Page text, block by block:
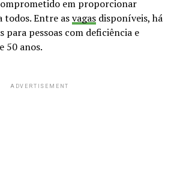
em proporcionar
todos. Entre asvagasdisponíveis, há
para pessoas com deficiência e
50 anos.
ADVERTISEMENT